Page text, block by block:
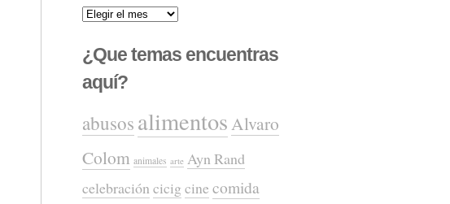
Archivos
¿Que temas encuentras
aquí?
abusos alimentosAlvaro
Colom animales arte Ayn Rand
celebración cicig cine comida